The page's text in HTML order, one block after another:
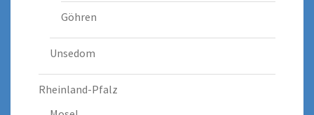
Göhren
Unsedom
Rheinland-Pfalz